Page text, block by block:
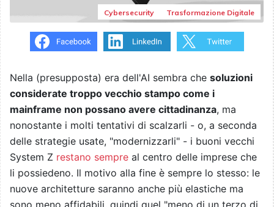
Cybersecurity Trasformazione Digitale
Nella (presupposta) era dell'AI sembra che soluzioni
considerate troppo vecchio stampo come i
mainframe non possano avere cittadinanza, ma
nonostante i molti tentativi di scalzarli - o, a seconda
delle strategie usate, "modernizzarli" - i buoni vecchi
System Z restano sempre al centro delle imprese che
li possiedeno. Il motivo alla fine è sempre lo stesso: le
nuove architetture saranno anche più elastiche ma